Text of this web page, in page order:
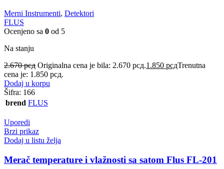
Merni Instrumenti, Detektori
FLUS
Ocenjeno sa 0 od 5
Na stanju
2.670рсд Originalna cena je bila: 2.670 рсд.1.850 рсдTrenutna
cena je: 1.850 рсд.
Dodaj u korpu
Šifra: 166
brend FLUS
Uporedi
Brzi prikaz
Dodaj u listu želja
Merač temperature i vlažnosti sa satom Flus FL-201